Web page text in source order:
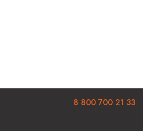
8 800 700 21 33